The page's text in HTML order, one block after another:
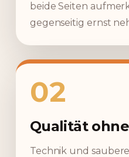
beide Seiten
gegenseitig ernst
02
Qualität
Technik und